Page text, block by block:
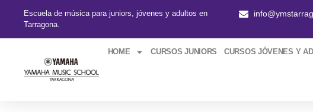
Escuela de música para juniors, jóvenes y adultos en
Tarragona.
HOME CURSOS JUNIORS CURSOS JÓVENES Y